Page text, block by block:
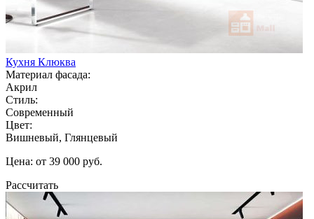
Кухня Клюква
Материал фасада:
Акрил
Стиль:
Современный
Цвет:
Вишневый, Глянцевый
Цена: от 39 000 руб.
Рассчитать